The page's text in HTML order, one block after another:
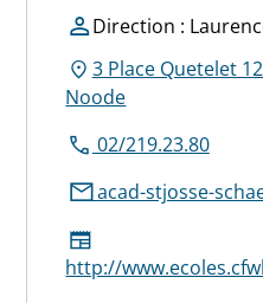
Direction :
3 Place Quetelet
Noode
02/219.23.80
acad-stjosse-
http://